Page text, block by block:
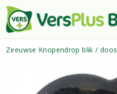
Zeeuwse Knopendrop blik / doos